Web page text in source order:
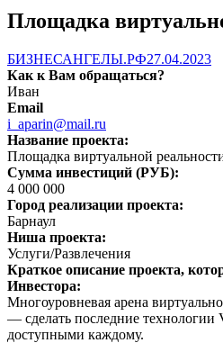
Площадка
БИЗНЕСАНГЕЛЫ.РФ27.04.2023
Как к Вам обращаться?
Иван
Email
i_aparin@mail.ru
Название проекта:
Площадка виртуальной
Сумма инвестиций (РУБ):
4 000 000
Город реализации проекта:
Барнаул
Ниша проекта:
Услуги/Развлечения
Краткое описание проекта,
Инвестора:
Многоуровневая арена
— сделать последние технологии
доступными каждому.